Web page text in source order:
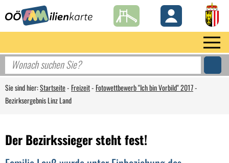
Sie sind hier:Startseite-Freizeit-Fotowettbewerb "Ich bin Vorbild" 2017-
Bezirksergebnis Linz Land
Der Bezirkssieger steht fest!